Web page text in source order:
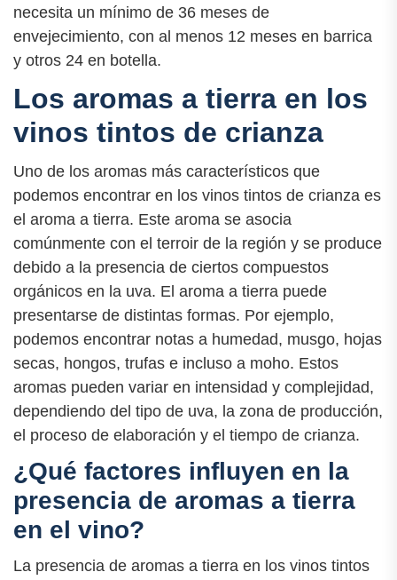
necesita un mínimo de 36 meses de
envejecimiento, con al menos 12 meses en barrica
y otros 24 en botella.
Los aromas a tierra en los
vinos tintos de crianza
Uno de los aromas más característicos que
podemos encontrar en los vinos tintos de crianza es
el aroma a tierra. Este aroma se asocia
comúnmente con el terroir de la región y se produce
debido a la presencia de ciertos compuestos
orgánicos en la uva. El aroma a tierra puede
presentarse de distintas formas. Por ejemplo,
podemos encontrar notas a humedad, musgo, hojas
secas, hongos, trufas e incluso a moho. Estos
aromas pueden variar en intensidad y complejidad,
dependiendo del tipo de uva, la zona de producción,
el proceso de elaboración y el tiempo de crianza.
¿Qué factores influyen en la
presencia de aromas a tierra
en el vino?
La presencia de aromas a tierra en los vinos tintos